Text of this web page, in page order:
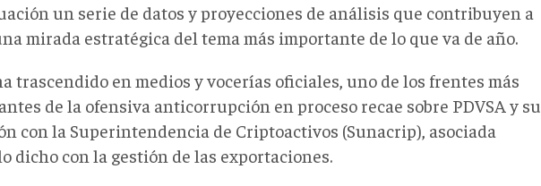
un serie de datos y proyecciones de análisis que contribuyen a
mirada estratégica del tema más importante de lo que va de año.
trascendido en medios y vocerías oficiales, uno de los frentes más
de la ofensiva anticorrupción en proceso recae sobre PDVSA y su
con la Superintendencia de Criptoactivos (Sunacrip), asociada
dicho con la gestión de las exportaciones.